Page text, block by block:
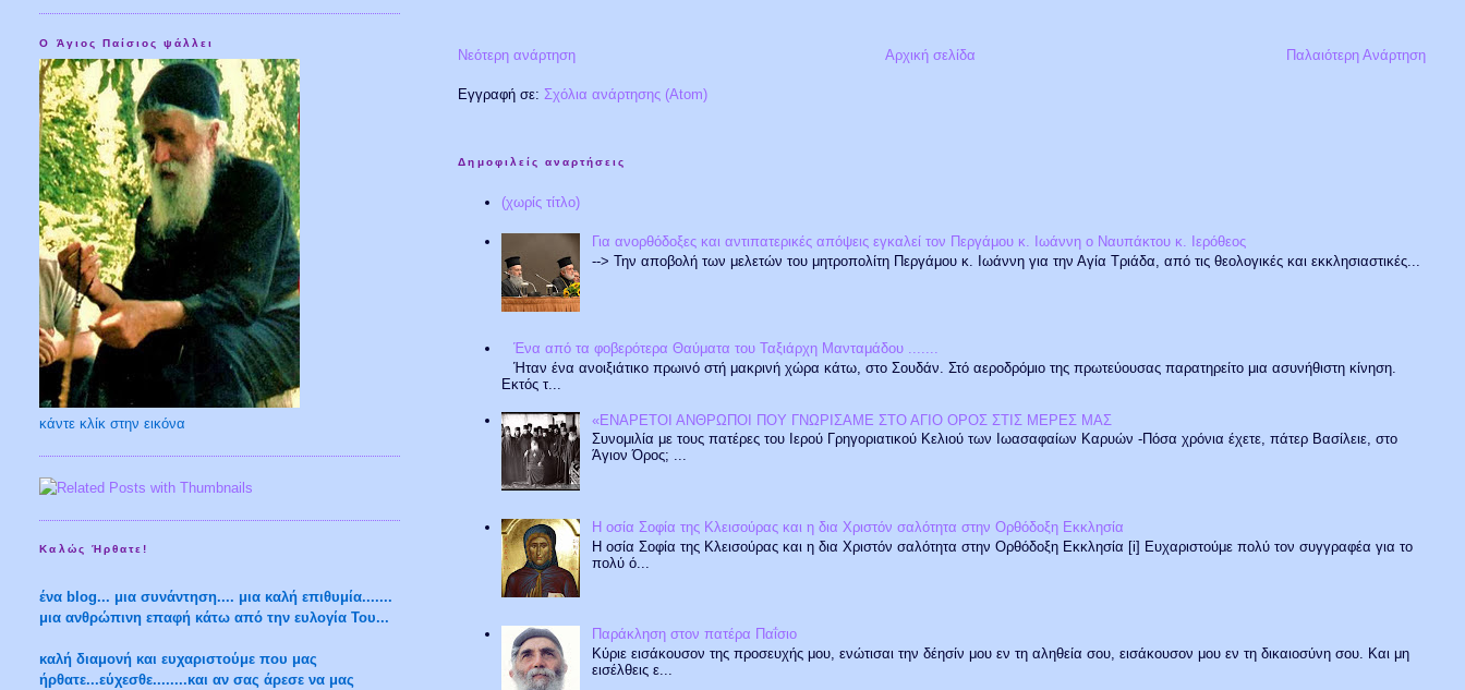
Νεότερη ανάρτηση Παλαιότερη Ανάρτηση
Αρχική σελίδα
Εγγραφή σε:Σχόλια ανάρτησης (Atom)
Δημοφιλείς αναρτήσεις
(χωρίς τίτλο)
Για ανορθόδοξες και αντιπατερικές απόψεις εγκαλεί τον Περγάμου κ. Ιωάννη ο Ναυπάκτου κ. Ιερόθεος
--> Την αποβολή των μελετών του μητροπολίτη Περγάμου κ. Ιωάννη για την Αγία Τριάδα, από τις θεολογικές και εκκλησιαστικές...
Ένα από τα φοβερότερα Θαύματα του Ταξιάρχη Μανταμάδου .......
Ήταν ένα ανοιξιάτικο πρωινό στή μακρινή χώρα κάτω, στο Σουδάν. Στό αεροδρόμιο της πρωτεύουσας παρατηρείτο μια ασυνήθιστη κίνηση.
Εκτός τ...
«ΕΝΑΡΕΤΟΙ ΑΝΘΡΩΠΟΙ ΠΟΥ ΓΝΩΡΙΣΑΜΕ ΣΤΟ ΑΓΙΟ ΟΡΟΣ ΣΤΙΣ ΜΕΡΕΣ ΜΑΣ
Συνομιλία με τους πατέρες του Ιερού Γρηγοριατικού Κελιού των Ιωασαφαίων Καρυών -Πόσα χρόνια έχετε, πάτερ Βασίλειε, στο
Άγιον Όρος; ...
Η οσία Σοφία της Κλεισούρας και η δια Χριστόν σαλότητα στην Ορθόδοξη Εκκλησία
Η οσία Σοφία της Κλεισούρας και η δια Χριστόν σαλότητα στην Ορθόδοξη Εκκλησία [i] Ευχαριστούμε πολύ τον συγγραφέα για το
πολύ ό...
Παράκληση στον πατέρα Παΐσιο
Κύριε εισάκουσον της προσευχής μου, ενώτισαι την δέησίν μου εν τη αληθεία σου, εισάκουσον μου εν τη δικαιοσύνη σου. Και μη
εισέλθεις ε...
Ο Άγιος Παίσιος ψάλλει
κάντε κλίκ στην εικόνα
Καλώς Ήρθατε!
ένα blog... μια συνάντηση.... μια καλή επιθυμία.......
μια ανθρώπινη επαφή κάτω από την ευλογία Του...
καλή διαμονή και ευχαριστούμε που μας
ήρθατε...εύχεσθε........και αν σας άρεσε να μας